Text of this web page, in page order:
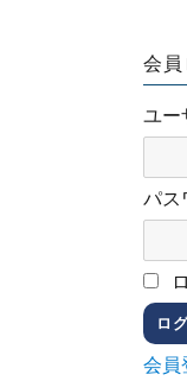
会員
ユー
パス
会員